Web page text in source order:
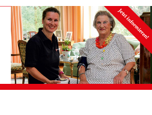
Eßlinger
Zeitung